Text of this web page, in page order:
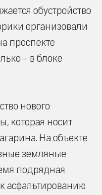
обустройство
организовали
проспекте
– в блоке
нового
которая носит
На объекте
земляные
подрядная
асфальтированию